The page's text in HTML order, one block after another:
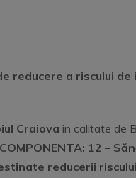
reducere a riscului
Craiova in calitate de
COMPONENTA: 12 –
reducerii